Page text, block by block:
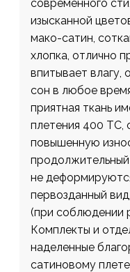
современного
изысканной
мако-сатин,
хлопка, отлично
впитывает влагу,
сон в любое
приятная ткань
плетения 400
повышенную
не
первозданный
(при соблюдении
Комплекты и
наделенные
сатиновому